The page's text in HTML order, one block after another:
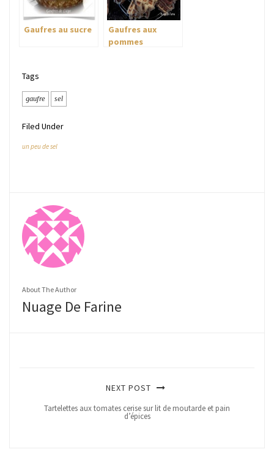
Gaufres au sucre
Gaufres aux
pommes
Tags
gaufre sel
Filed Under
un peu de sel
About The Author
Nuage De Farine
NEXT POST
Tartelettes aux tomates cerise sur lit de moutarde et pain
d’épices